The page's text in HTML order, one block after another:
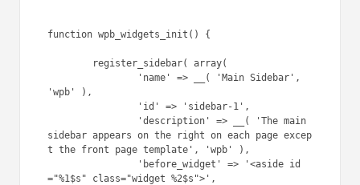
function wpb_widgets_init() {
'wpb' ),
sidebar appears on the right on each page excep
t the front page template', 'wpb' ),
="%1$s" class="widget %2$s">',